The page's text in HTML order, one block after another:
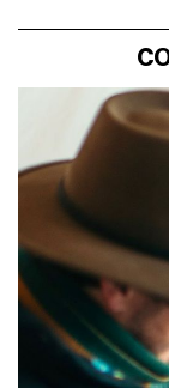
went hungry with
Rodrigo Gálvez
difensore del
raccontato le
fuori dall’orario di
El más grande ,
dedica alla
tatuaggi non si